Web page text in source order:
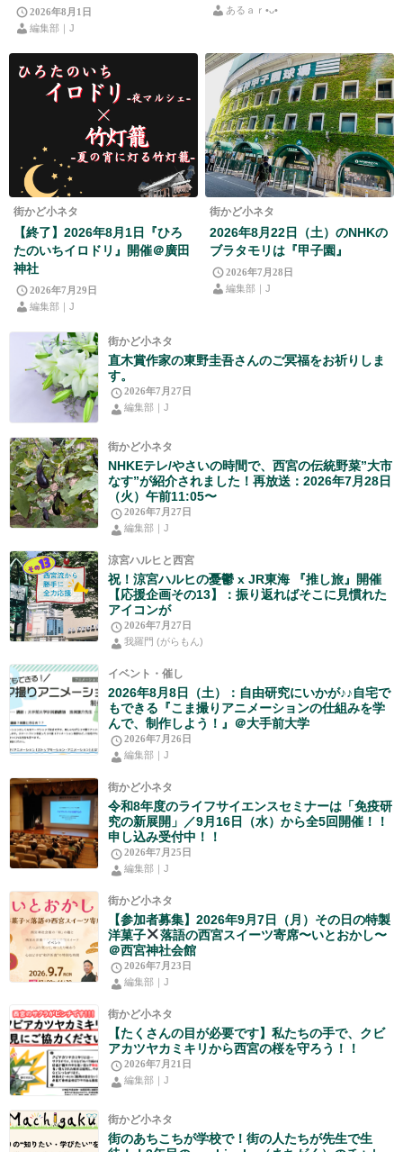
2026年8月1日
編集部｜J
あるａｒ•⁠ᴗ⁠•⁠
街かど小ネタ
【終了】2026年8月1日『ひろ
たのいちイロドリ』開催＠廣田
神社
2026年7月29日
編集部｜J
街かど小ネタ
2026年8月22日（土）のNHKの
ブラタモリは『甲子園』
2026年7月28日
編集部｜J
街かど小ネタ
直木賞作家の東野圭吾さんのご冥福をお祈りしま
す。
2026年7月27日
編集部｜J
街かど小ネタ
NHKEテレ/やさいの時間で、西宮の伝統野菜”大市
なす”が紹介されました！再放送：2026年7月28日
（火）午前11:05〜
2026年7月27日
編集部｜J
涼宮ハルヒと西宮
祝！涼宮ハルヒの憂鬱 x JR東海 『推し旅』開催
【応援企画その13】：振り返ればそこに見慣れた
アイコンが
2026年7月27日
我羅門 (がらもん)
イベント・催し
2026年8月8日（土）：自由研究にいかが♪♪自宅で
もできる『こま撮りアニメーションの仕組みを学
んで、制作しよう！』＠大手前大学
2026年7月26日
編集部｜J
街かど小ネタ
令和8年度のライフサイエンスセミナーは「免疫研
究の新展開」／9月16日（水）から全5回開催！！
申し込み受付中！！
2026年7月25日
編集部｜J
街かど小ネタ
【参加者募集】2026年9月7日（月）その日の特製
洋菓子
落語の西宮スイーツ寄席〜いとおかし〜
＠西宮神社会館
2026年7月23日
編集部｜J
街かど小ネタ
【たくさんの目が必要です】私たちの手で、クビ
アカツヤカミキリから西宮の桜を守ろう！！
2026年7月21日
編集部｜J
街かど小ネタ
街のあちこちが学校で！街の人たちが先生で生